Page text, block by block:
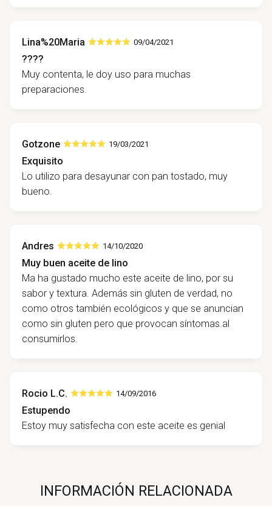
Lina%20Maria 09/04/2021
????
Muy contenta, le doy uso para muchas
preparaciones.
Gotzone 19/03/2021
Exquisito
Lo utilizo para desayunar con pan tostado, muy
bueno.
Andres 14/10/2020
Muy buen aceite de lino
Ma ha gustado mucho este aceite de lino, por su
sabor y textura. Además sin gluten de verdad, no
como otros también ecológicos y que se anuncian
como sin gluten pero que provocan síntomas.al
consumirlos.
Rocio L.C. 14/09/2016
Estupendo
Estoy muy satisfecha con este aceite es genial
INFORMACIÓN RELACIONADA